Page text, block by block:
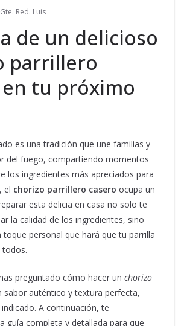
Gte. Red. Luis
de un delicioso
parrillero
tu próximo
es una tradición que une familias y
del fuego, compartiendo momentos
los ingredientes más apreciados para
el chorizo parrillero casero ocupa un
esta delicia en casa no solo te
la calidad de los ingredientes, sino
toque personal que hará que tu parrilla
todos.
preguntado cómo hacer un chorizo
sabor auténtico y textura perfecta,
A continuación, te
guía completa y detallada para que